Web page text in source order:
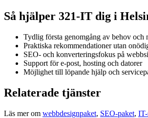
Så hjälper 321-IT dig i
Tydlig första genomgång av behov och
Praktiska rekommendationer utan
SEO- och konverteringsfokus på
Support för e-post, hosting och datorer
Möjlighet till löpande hjälp och
Relaterade tjänster
Läs mer om webbdesignpaket, SEO-paket,